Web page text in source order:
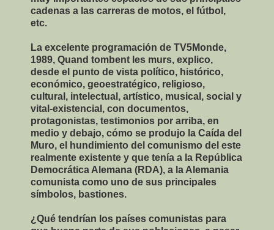
cadenas a las carreras de motos, el fútbol,
etc.
La excelente programación de TV5Monde,
1989, Quand tombent les murs, explico,
desde el punto de vista político, histórico,
económico, geoestratégico, religioso,
cultural, intelectual, artístico, musical, social y
vital-existencial, con documentos,
protagonistas, testimonios por arriba, en
medio y debajo, cómo se produjo la Caída del
Muro, el hundimiento del comunismo del este
realmente existente y que tenía a la República
Democrática Alemana (RDA), a la Alemania
comunista como uno de sus principales
símbolos, bastiones.
¿Qué tendrían los países comunistas para